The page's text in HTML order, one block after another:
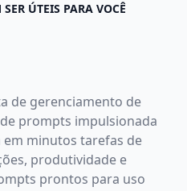
ÚTEIS PARA VOCÊ
de gerenciamento de
prompts impulsionada
em minutos tarefas de
produtividade e
prontos para uso